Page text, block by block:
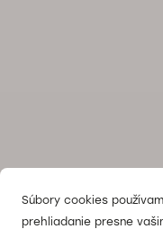
Súbory cookies
prehliadanie presne